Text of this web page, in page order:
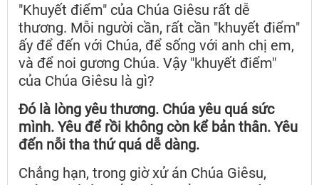
"Khuyết điểm" của Chúa Giêsu rất dễ
thương. Mỗi người cần, rất cần "khuyết điểm"
ấy để đến với Chúa, để sống với anh chị em,
và để noi gương Chúa. Vậy "khuyết điểm"
của Chúa Giêsu là gì?
Đó là lòng yêu thương. Chúa yêu quá sức
mình. Yêu để rồi không còn kể bản thân. Yêu
đến nỗi tha thứ quá dễ dàng.
Chẳng hạn, trong giờ xử án Chúa Giêsu,